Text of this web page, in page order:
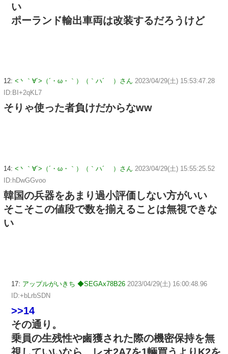
い
ポーランド輸出車両は改装するだろうけど
12: <丶｀∀´>（´・ω・｀）（｀ハ´ ）さん 2023/04/29(土) 15:53:47.28
ID:BI+2qKL7
そりゃ使った者負けだからなww
14: <丶｀∀´>（´・ω・｀）（｀ハ´ ）さん 2023/04/29(土) 15:55:25.52
ID:hDwGGvoo
韓国の兵器をあまり過小評価しない方がいい
そこそこの値段で数を揃えることは無視できな
い
17: アップルがいきち ◆SEGAx78B26 2023/04/29(土) 16:00:48.96
ID:+bLrbSDN
>>14
その通り。
乗員の生残性や鹵獲された際の機密保持を無